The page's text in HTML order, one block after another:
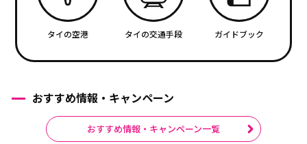
タイの空港 タイの交通手段 ガイドブック
おすすめ情報・キャンペーン
おすすめ情報・キャンペーン一覧